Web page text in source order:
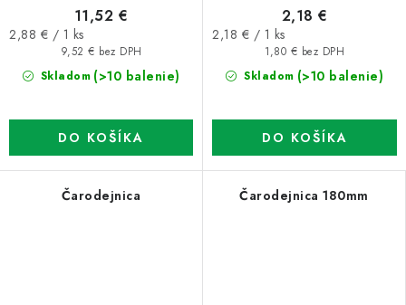
Skladom (>10 balenie)
9,52 € bez DPH
11,52 €
Jednotková
2,88 € / 1 ks
DO KOŠÍKA
Skladom (>10 balenie)
1,80 € bez DPH
2,18 €
Jednotková
2,18 € / 1 ks
DO KOŠÍKA
Čarodejnica Čarodejnica 180mm